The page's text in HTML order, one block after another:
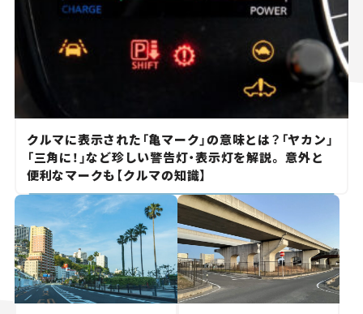
クルマに表示された「亀マーク」の意味とは？「ヤカン」
「三角に！」など珍しい警告灯・表示灯を解説。 意外と
便利なマークも【クルマの知識】